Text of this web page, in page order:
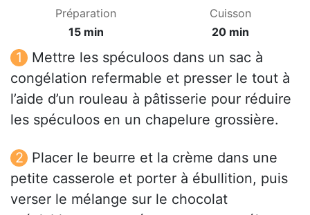
Préparation
15 min
Cuisson
20 min
Mettre les spéculoos dans un sac à
congélation refermable et presser le tout à
l’aide d’un rouleau à pâtisserie pour réduire
les spéculoos en un chapelure grossière.
Placer le beurre et la crème dans une
petite casserole et porter à ébullition, puis
verser le mélange sur le chocolat